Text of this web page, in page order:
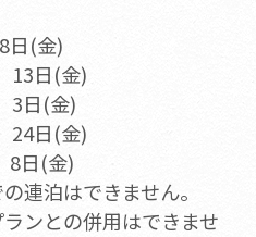
(金)
日(金)
日(金)
日(金)
日(金)
連泊はできません。
ンとの併用はできませ